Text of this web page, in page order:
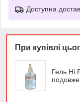
Доступна
При купівлі
Гель Hi